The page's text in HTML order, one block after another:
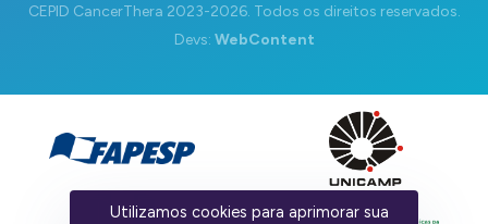
CEPID CancerThera 2023-2026. Todos os direitos reservados.
Devs: WebContent
Utilizamos cookies para aprimorar sua